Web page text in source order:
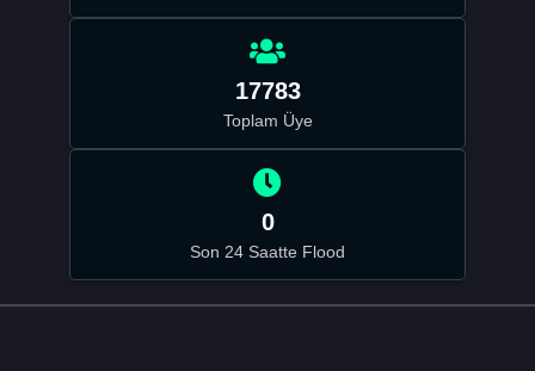
17783
Toplam Üye
0
Son 24 Saatte Flood